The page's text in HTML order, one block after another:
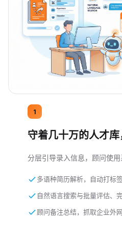
1
守着几十万的人才
分层引导录入信息，顾问使
多语种简历解析，自动打标
自然语言搜索与批量评估、
顾问备注总结，抓取企业外